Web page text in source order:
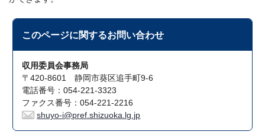
このページに関するお問い合わせ
収用委員会事務局
〒420-8601 静岡市葵区追手町9-6
電話番号：054-221-3323
ファクス番号：054-221-2216
shuyo-i@pref.shizuoka.lg.jp